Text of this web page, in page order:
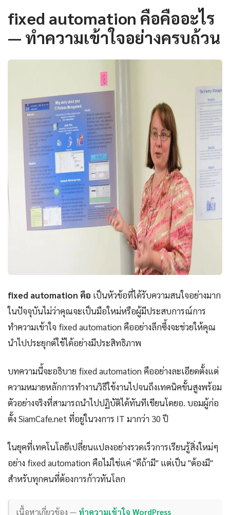
fixed automation คือคืออะไร
— ทำความเข้าใจอย่างครบถ้วน
fixed automation คือ เป็นหัวข้อที่ได้รับความสนใจอย่างมาก
ในปัจจุบันไม่ว่าคุณจะเป็นมือใหม่หรือผู้มีประสบการณ์การ
ทำความเข้าใจ fixed automation คืออย่างลึกซึ้งจะช่วยให้คุณ
นำไปประยุกต์ใช้ได้อย่างมีประสิทธิภาพ
บทความนี้จะอธิบาย fixed automation คืออย่างละเอียดตั้งแต่
ความหมายหลักการทำงานวิธีใช้งานไปจนถึงเทคนิคขั้นสูงพร้อม
ตัวอย่างจริงที่สามารถนำไปปฏิบัติได้ทันทีเขียนโดยอ. บอมผู้ก่อ
ตั้ง SiamCafe.net ที่อยู่ในวงการ IT มากว่า 30 ปี
ในยุคที่เทคโนโลยีเปลี่ยนแปลงอย่างรวดเร็วการเรียนรู้สิ่งใหม่ๆ
อย่าง fixed automation คือไม่ใช่แค่ "ดีถ้ามี" แต่เป็น "ต้องมี"
สำหรับทุกคนที่ต้องการก้าวทันโลก
เนื้อหาเกี่ยวข้อง — ทำความเข้าใจ WordPress